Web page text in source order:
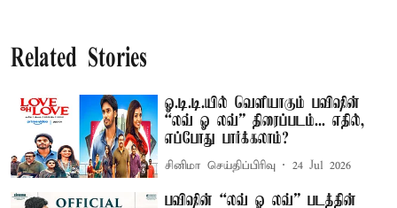
Related Stories
ஓ.டி.டி.யில் வெளியாகும் பவிஷின்
“லவ் ஓ லவ்” திரைப்படம்... எதில்,
எப்போது பார்க்கலாம்?
சினிமா செய்திப்பிரிவு 24 Jul 2026
பவிஷின் “லவ் ஓ லவ்” படத்தின்